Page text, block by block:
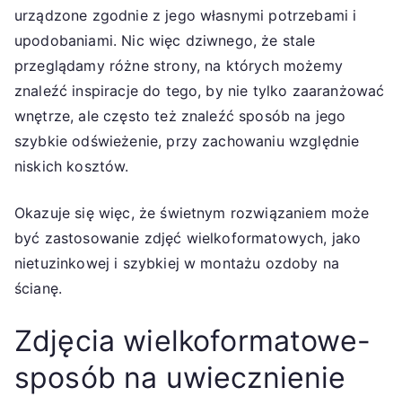
urządzone zgodnie z jego własnymi potrzebami i
upodobaniami. Nic więc dziwnego, że stale
przeglądamy różne strony, na których możemy
znaleźć inspiracje do tego, by nie tylko zaaranżować
wnętrze, ale często też znaleźć sposób na jego
szybkie odświeżenie, przy zachowaniu względnie
niskich kosztów.
Okazuje się więc, że świetnym rozwiązaniem może
być zastosowanie zdjęć wielkoformatowych, jako
nietuzinkowej i szybkiej w montażu ozdoby na
ścianę.
Zdjęcia wielkoformatowe-
sposób na uwiecznienie